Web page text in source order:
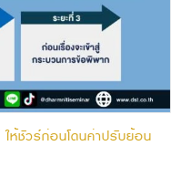
ห้ชัวร์ก่อนโดนค่าปรับย้อน